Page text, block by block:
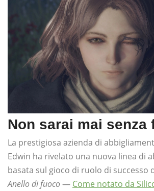
Non sarai mai senza
La prestigiosa azienda di
Edwin ha rivelato una nuova linea di
basata sul gioco di ruolo di successo
Anello di fuoco— Come notato da